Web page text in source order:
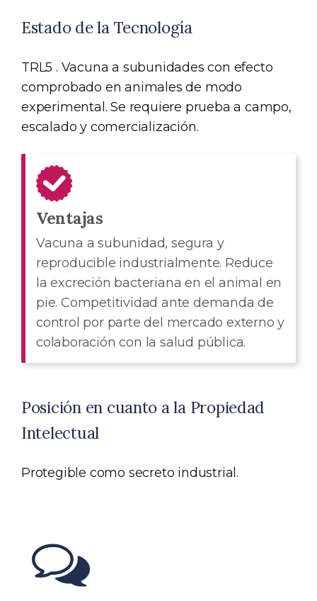
Estado de la Tecnología
TRL5 . Vacuna a subunidades con efecto
comprobado en animales de modo
experimental. Se requiere prueba a campo,
escalado y comercialización.
Ventajas
Vacuna a subunidad, segura y
reproducible industrialmente. Reduce
la excreción bacteriana en el animal en
pie. Competitividad ante demanda de
control por parte del mercado externo y
colaboración con la salud pública.
Posición en cuanto a la Propiedad
Intelectual
Protegible como secreto industrial.